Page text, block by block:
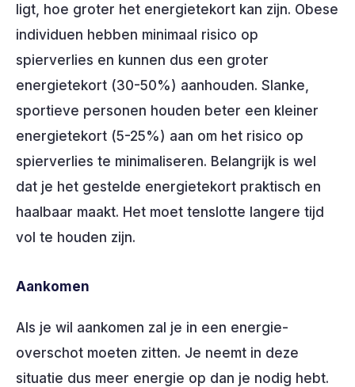
ligt, hoe groter het energietekort kan zijn. Obese
individuen hebben minimaal risico op
spierverlies en kunnen dus een groter
energietekort (30-50%) aanhouden. Slanke,
sportieve personen houden beter een kleiner
energietekort (5-25%) aan om het risico op
spierverlies te minimaliseren. Belangrijk is wel
dat je het gestelde energietekort praktisch en
haalbaar maakt. Het moet tenslotte langere tijd
vol te houden zijn.
Aankomen
Als je wil aankomen zal je in een energie-
overschot moeten zitten. Je neemt in deze
situatie dus meer energie op dan je nodig hebt.